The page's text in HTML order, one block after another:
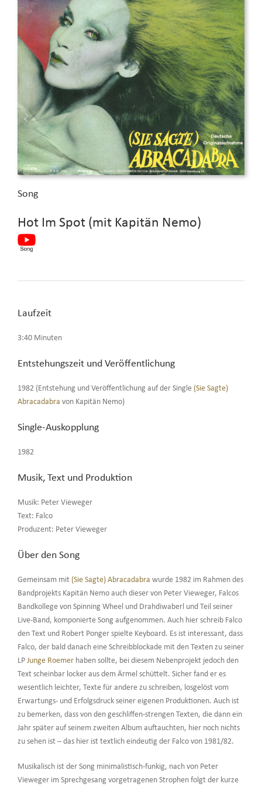
Song
Hot Im Spot (mit Kapitän Nemo)
Laufzeit
3:40 Minuten
Entstehungszeit und Veröffentlichung
1982 (Entstehung und Veröffentlichung auf der Single (Sie Sagte)
Abracadabra von Kapitän Nemo)
Single-Auskopplung
1982
Musik, Text und Produktion
Musik: Peter Vieweger
Text: Falco
Produzent: Peter Vieweger
Über den Song
Gemeinsam mit (Sie Sagte) Abracadabra wurde 1982 im Rahmen des
Bandprojekts Kapitän Nemo auch dieser von Peter Vieweger, Falcos
Bandkollege von Spinning Wheel und Drahdiwaberl und Teil seiner
Live-Band, komponierte Song aufgenommen. Auch hier schreib Falco
den Text und Robert Ponger spielte Keyboard. Es ist interessant, dass
Falco, der bald danach eine Schreibblockade mit den Texten zu seiner
LP Junge Roemerhaben sollte, bei diesem Nebenprojekt jedoch den
Text scheinbar locker aus dem Ärmel schüttelt. Sicher fand er es
wesentlich leichter, Texte für andere zu schreiben, losgelöst vom
Erwartungs- und Erfolgsdruck seiner eigenen Produktionen. Auch ist
zu bemerken, dass von den geschliffen-strengen Texten, die dann ein
Jahr später auf seinem zweiten Album auftauchten, hier noch nichts
zu sehen ist – das hier ist textlich eindeutig der Falco von 1981/82.
Musikalisch ist der Song minimalistisch-funkig, nach von Peter
Vieweger im Sprechgesang vorgetragenen Strophen folgt der kurze